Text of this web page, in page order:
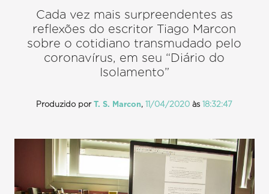
Cada vez mais surpreendentes as
reflexões do escritor Tiago Marcon
sobre o cotidiano transmudado pelo
coronavírus, em seu “Diário do
Isolamento”
Produzido porT. S. Marcon,11/04/2020 às18:32:47